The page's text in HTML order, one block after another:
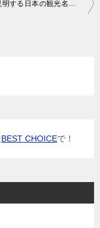
BEST CHOICEで！